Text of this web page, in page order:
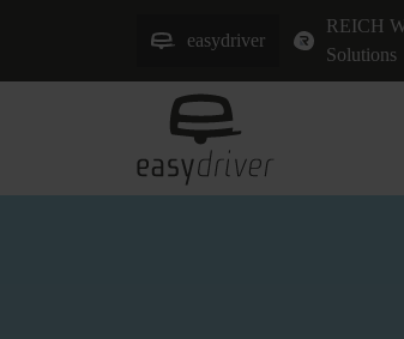
easydriver
REICH
Solutions